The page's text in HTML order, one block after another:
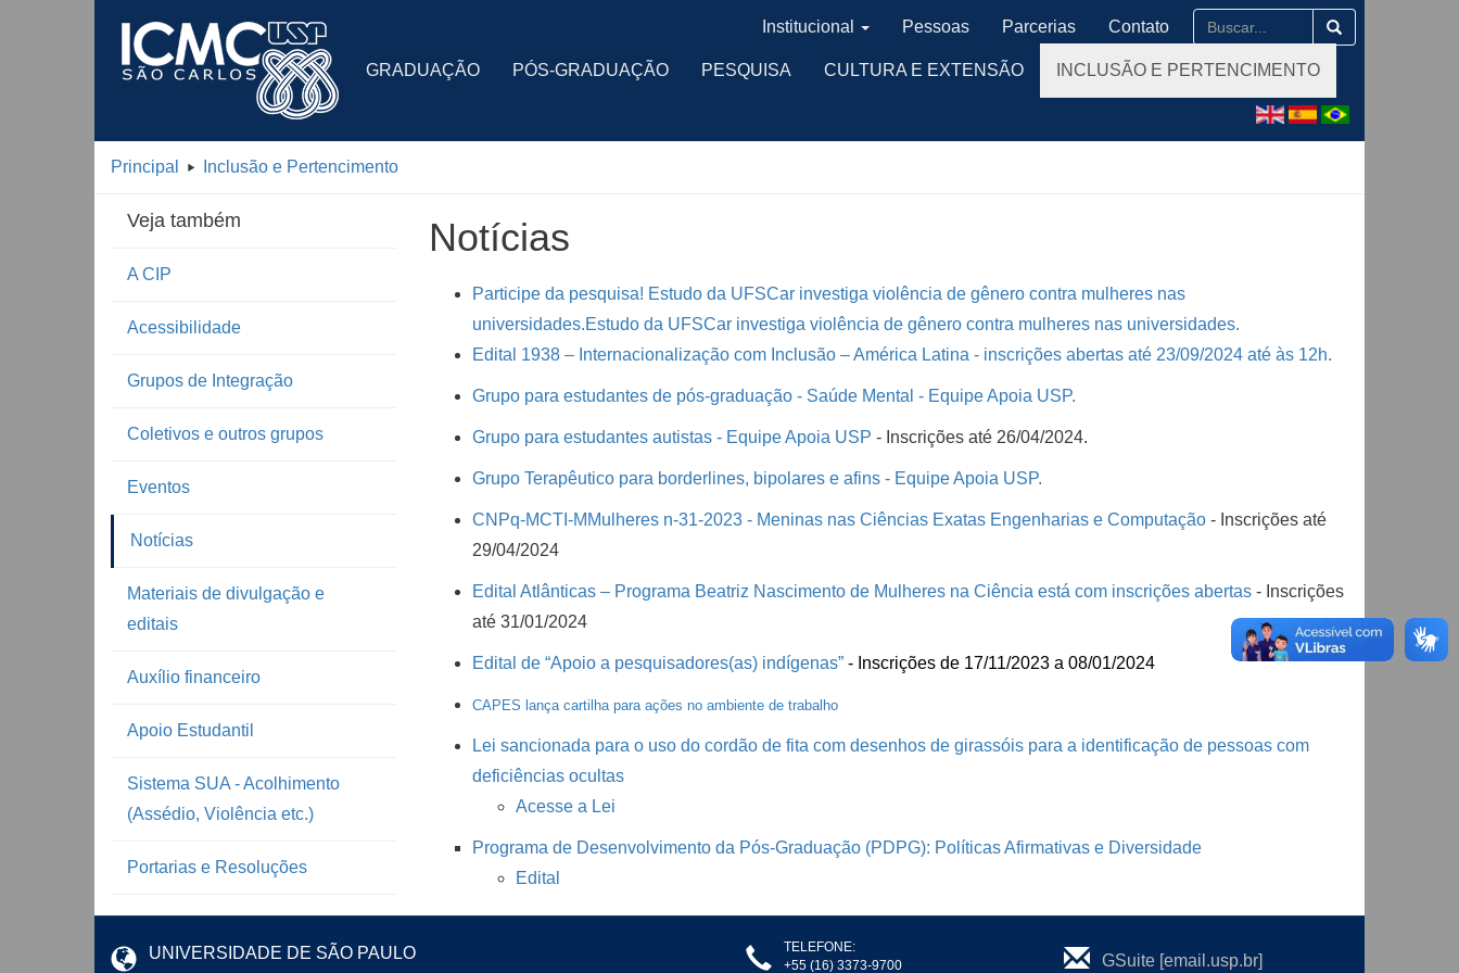
GRADUAÇÃO PÓS-GRADUAÇÃO PESQUISA CULTURA E EXTENSÃO INCLUSÃO E PERTENCIMENTO
Institucional Pessoas Parcerias Contato
Principal Inclusão e Pertencimento
Veja também
A CIP
Acessibilidade
Grupos de Integração
Coletivos e outros grupos
Eventos
Notícias
Materiais de divulgação e
editais
Auxílio financeiro
Apoio Estudantil
Sistema SUA - Acolhimento
(Assédio, Violência etc.)
Portarias e Resoluções
Notícias
Participe da pesquisa! Estudo da UFSCar investiga violência de gênero contra mulheres nas
universidades.Estudo da UFSCar investiga violência de gênero contra mulheres nas universidades.
Edital 1938– Internacionalização com Inclusão – América Latina - inscrições abertas até 23/09/2024 até às 12h.
Grupo para estudantes de pós-graduação - Saúde Mental - Equipe Apoia USP.
Grupo para estudantes autistas - Equipe Apoia USP - Inscrições até 26/04/2024.
Grupo Terapêutico para borderlines, bipolares e afins - Equipe Apoia USP.
CNPq-MCTI-MMulheres n-31-2023 - Meninas nas Ciências Exatas Engenharias e Computação- Inscrições até
29/04/2024
Edital Atlânticas – Programa Beatriz Nascimento de Mulheres na Ciência está com inscrições abertas- Inscrições
até 31/01/2024
Edital de “Apoio a pesquisadores(as) indígenas” - Inscrições de 17/11/2023 a 08/01/2024
CAPES lança cartilha para ações no ambiente de trabalho
Lei sancionada para o uso do cordão de fita com desenhos de girassóis para a identificação de pessoas com
deficiências ocultas
Acesse a Lei
Programa de Desenvolvimento da Pós-Graduação (PDPG): Políticas Afirmativas e Diversidade
Edital
UNIVERSIDADE DE SÃO PAULO
TELEFONE:
+55 (16) 3373-9700
GSuite [email.usp.br]